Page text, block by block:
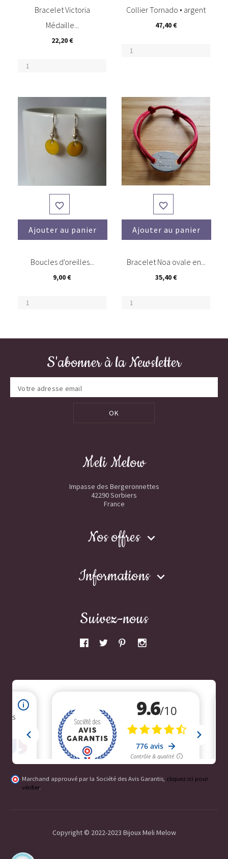
Bracelet Victoria
Médaille...
22,20 €
Collier Tornado • argent
47,40 €

Ajouter au panier
Boucles d'oreilles...
9,00 €

Ajouter au panier
Bracelet Noa ovale en...
35,40 €
S'abonner à la Newsletter
OK
Meli Melow
Impasse des Bergeronnettes
42290 Sorbiers
France
Nos offres 
Informations 
Suivez-nous
Marchand approuvé par la Société des Avis Garantis, cliquez ici pour
vérifier.
Copyright © 2022-2023 Bijoux Meli Melow